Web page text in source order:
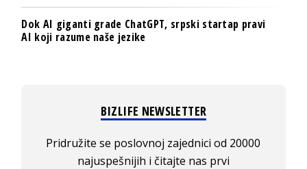
Dok AI giganti grade ChatGPT, srpski startap pravi
AI koji razume naše jezike
BIZLIFE NEWSLETTER
Pridružite se poslovnoj zajednici od 20000
najuspešnijih i čitajte nas prvi